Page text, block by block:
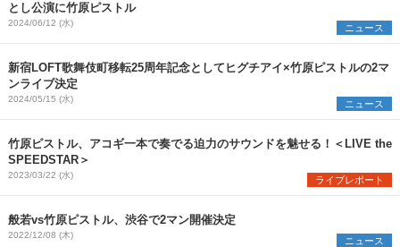
とし公演に竹原ピストル
2024/06/12 (水) ニュース
新宿LOFT歌舞伎町移転25周年記念としてヒグチアイ×竹原ピストルの2マ
ンライブ決定
2024/05/15 (水) ニュース
竹原ピストル、アコギ一本で奏でる迫力のサウンドを魅せる！＜LIVE the
SPEEDSTAR＞
2023/03/22 (水) ライブレポート
般若vs竹原ピストル、渋谷で2マン開催決定
2022/12/08 (木) ニュース